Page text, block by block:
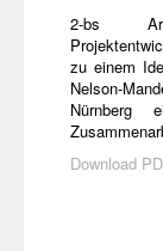
2-bs
zu einem
Nelson-
Nürnberg
Download